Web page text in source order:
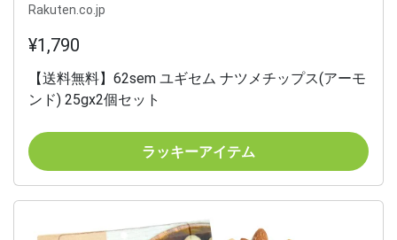
Rakuten.co.jp
¥1,790
【送料無料】62sem ユギセム ナツメチップス(アーモ
ンド) 25gx2個セット
ラッキーアイテム